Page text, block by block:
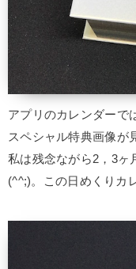
アプリのカレンダーで
スペシャル特典画像が
私は残念ながら2，3ヶ
(^^;)。この日めくりカ